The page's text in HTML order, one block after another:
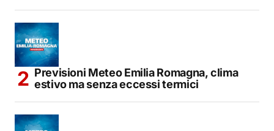
Previsioni Meteo Emilia Romagna, clima
estivo ma senza eccessi termici